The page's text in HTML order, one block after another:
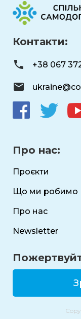
Контакти:
+38 067
Про нас:
Проєкти
Що ми робимо
Про нас
Newsletter